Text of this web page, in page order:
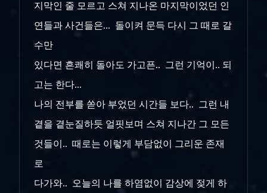
지막인 줄 모르고 스쳐 지나온 마지막이었던 인
연들과 사건들은... 돌이켜 문득 다시 그 때로 갈
수만
있다면 흔쾌히 돌아도 가고픈.. 그런 기억이.. 되
고는 한다...
나의 전부를 쏟아 부었던 시간들 보다.. 그런 내
곁을 곁눈질하듯 얼핏보며 스쳐 지나간 그 모든
것들이.. 때로는 이렇게 부담없이 그리운 존재
로
다가와.. 오늘의 나를 하염없이 감상에 젖게 하